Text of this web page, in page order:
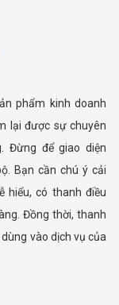
phẩm kinh doanh
lại được sự chuyên
Đừng để giao diện
Bạn cần chú ý cải
hiểu, có thanh điều
Đồng thời, thanh
vào dịch vụ của